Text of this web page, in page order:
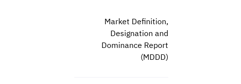
Market Definition,
Designation and
Dominance Report
(MDDD)